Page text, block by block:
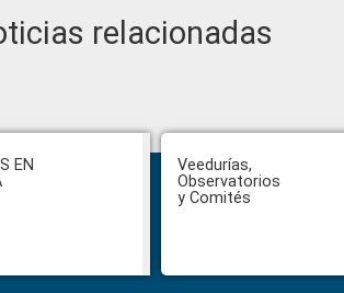
relacionadas
EN
Veedurías,
Observatorios
y Comités